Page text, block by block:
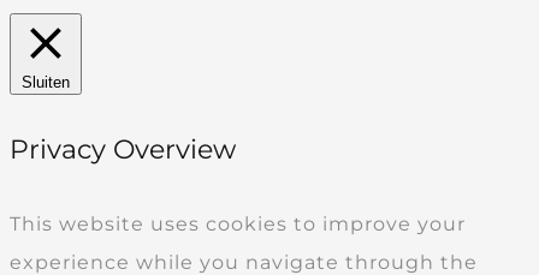
Sluiten
Privacy Overview
This website uses cookies to improve your
experience while you navigate through the